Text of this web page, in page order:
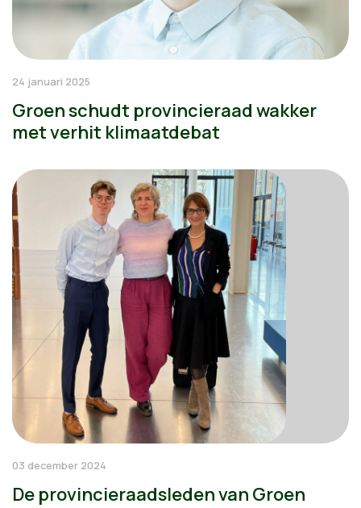
24 januari 2025
Groen schudt provincieraad wakker
met verhit klimaatdebat
03 december 2024
De provincieraadsleden van Groen